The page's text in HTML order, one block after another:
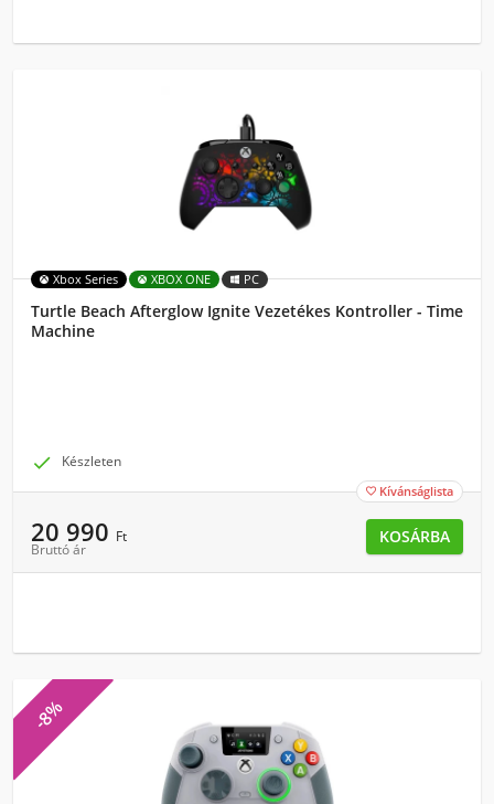
Xbox Series XBOX ONE PC
Turtle Beach Afterglow Ignite Vezetékes Kontroller - Time
Machine
 Készleten
 Kívánságlista
20 990 Ft
Bruttó ár
KOSÁRBA
-8%